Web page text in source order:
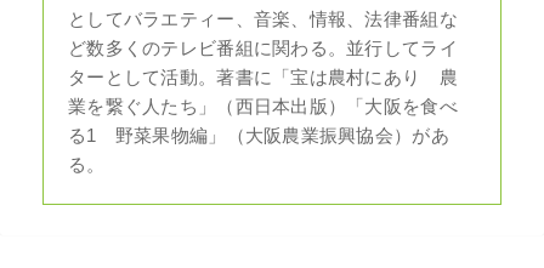
としてバラエティー、音楽、情報、法律番組な
ど数多くのテレビ番組に関わる。並行してライ
ターとして活動。著書に「宝は農村にあり 農
業を繋ぐ人たち」（西日本出版）「大阪を食べ
る1 野菜果物編」（大阪農業振興協会）があ
る。